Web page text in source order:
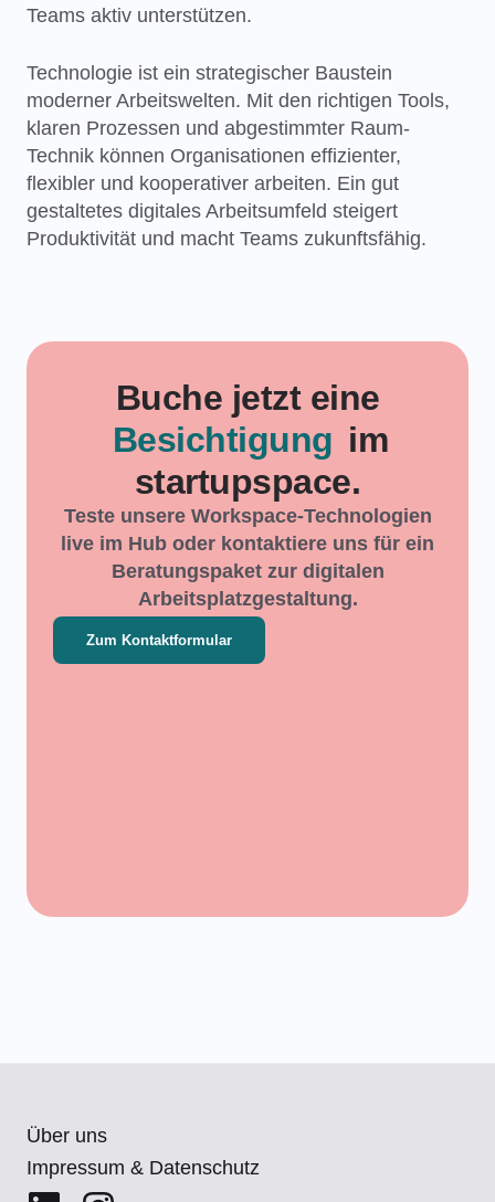
Teams aktiv unterstützen.
Technologie ist ein strategischer Baustein
moderner Arbeitswelten. Mit den richtigen Tools,
klaren Prozessen und abgestimmter Raum-
Technik können Organisationen effizienter,
flexibler und kooperativer arbeiten. Ein gut
gestaltetes digitales Arbeitsumfeld steigert
Produktivität und macht Teams zukunftsfähig.
Buche jetzt eine
Besichtigung im
startupspace.
Teste unsere Workspace-Technologien
live im Hub oder kontaktiere uns für ein
Beratungspaket zur digitalen
Arbeitsplatzgestaltung.
Zum Kontaktformular
Über uns
Impressum & Datenschutz